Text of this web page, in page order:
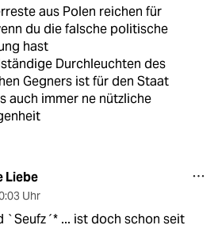
aus Polen reichen für
du die falsche politische
hast
Durchleuchten des
Gegners ist für den Staat
auch immer ne nützliche
Liebe
Uhr
`Seufz´* ... ist doch schon seit